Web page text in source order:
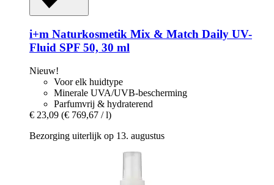
i+m Naturkosmetik Mix & Match Daily UV-​
Fluid SPF 50, 30 ml
Nieuw!
Voor elk huidtype
Minerale UVA/UVB-bescherming
Parfumvrij & hydraterend
€ 23,09 (€ 769,67 / l)
Bezorging uiterlijk op 13. augustus